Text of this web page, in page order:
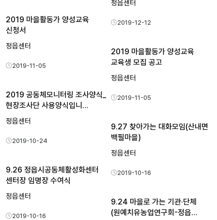
정읍센터
2019-12-12
2019 마을활동가 양성교육
신청서
정읍센터
2019-11-05
2019 마을활동가 양성교육
교육생 모집 공고
정읍센터
2019-11-05
2019 공동체모니터링 조사양식_
현장조사단 사용양식입니…
정읍센터
2019-10-24
9.27 찾아가는 대화모임(산내면
백필마을)
정읍센터
2019-10-16
9.26 정읍시공동체활성화센터
센터장 임명장 수여식
정읍센터
2019-10-16
9.24 마을로 가는 기관·단체
(원예치유농업연구회-정읍…